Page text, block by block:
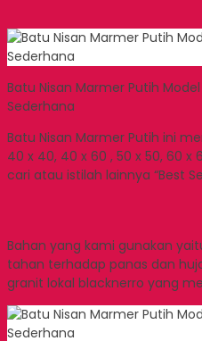
Batu Nisan Marmer Putih
Sederhana
Batu Nisan Marmer Putih ini
40 x 40, 40 x 60 , 50 x 50, 60
cari atau istilah lainnya “Best
Bahan yang kami gunakan
tahan terhadap panas dan
granit lokal blacknerro yang